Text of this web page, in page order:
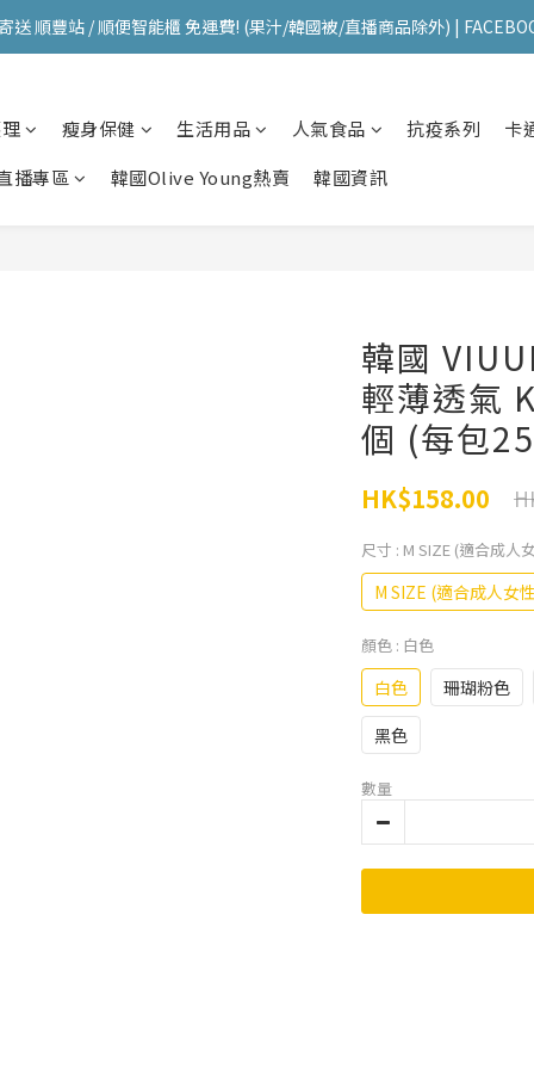
送 順豐站 / 順便智能櫃 免運費! (果汁/韓國被/直播商品除外) |
送 順豐站 / 順便智能櫃 免運費! (果汁/韓國被/直播商品除外) |
送 順豐站 / 順便智能櫃 免運費! (果汁/韓國被/直播商品除外) |
瘦身保健 生活用品 人氣食品 抗疫系列
卡
播專區
韓國Olive Young熱賣 韓國資訊
韓國
輕薄透氣
個 (每包
HK$158.00
尺寸 : M SIZE (適合成人
M SIZE (適合成人女
顏色 : 白色
白色 珊瑚粉色
黑色
數量